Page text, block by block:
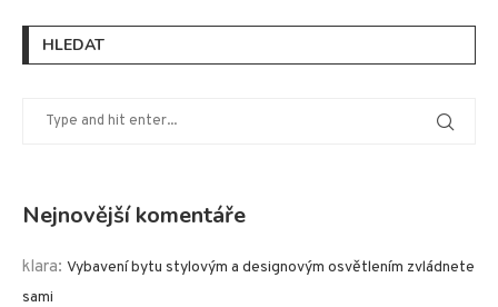
HLEDAT
Nejnovější komentáře
klara: Vybavení bytu stylovým a designovým osvětlením zvládnete
sami